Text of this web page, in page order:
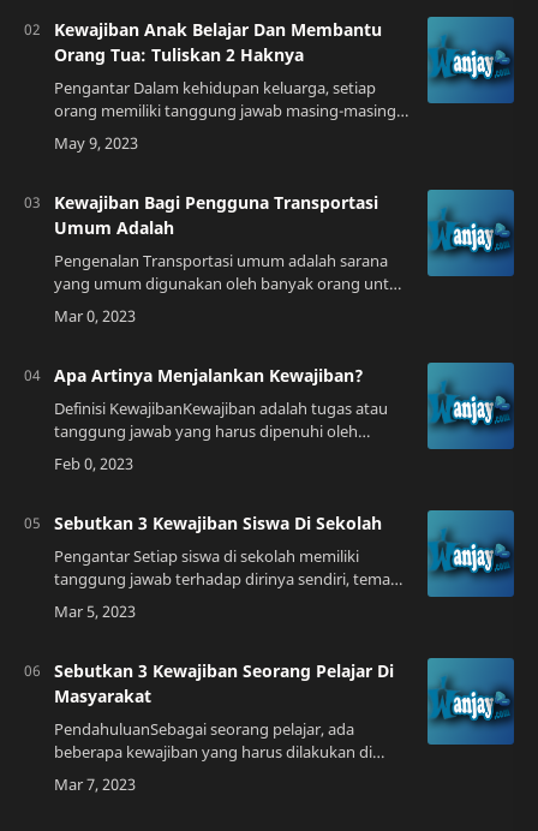
Kewajiban Anak Belajar Dan Membantu
Orang Tua: Tuliskan 2 Haknya
Pengantar Dalam kehidupan keluarga, setiap
orang memiliki tanggung jawab masing-masing
dan saling membantu satu sama lain. Anak
sebagai bagian dari keluarga juga memiliki
Kewajiban Bagi Pengguna Transportasi
Umum Adalah
Pengenalan Transportasi umum adalah sarana
yang umum digunakan oleh banyak orang untuk
bepergian dari satu tempat ke tempat lain.
Namun, ketika menggunakan transportasi
Apa Artinya Menjalankan Kewajiban?
Definisi KewajibanKewajiban adalah tugas atau
tanggung jawab yang harus dipenuhi oleh
seseorang sesuai dengan norma, hukum, atau
peraturan yang berlaku. Dalam kehidupan sehari-
Sebutkan 3 Kewajiban Siswa Di Sekolah
Pengantar Setiap siswa di sekolah memiliki
tanggung jawab terhadap dirinya sendiri, teman-
temannya, dan sekolah. Ada tiga kewajiban siswa
di sekolah yang harus dipenuhi agar p…
Sebutkan 3 Kewajiban Seorang Pelajar Di
Masyarakat
PendahuluanSebagai seorang pelajar, ada
beberapa kewajiban yang harus dilakukan di
dalam masyarakat. Kewajiban tersebut bertujuan
untuk menjalin hubungan yang baik dengan